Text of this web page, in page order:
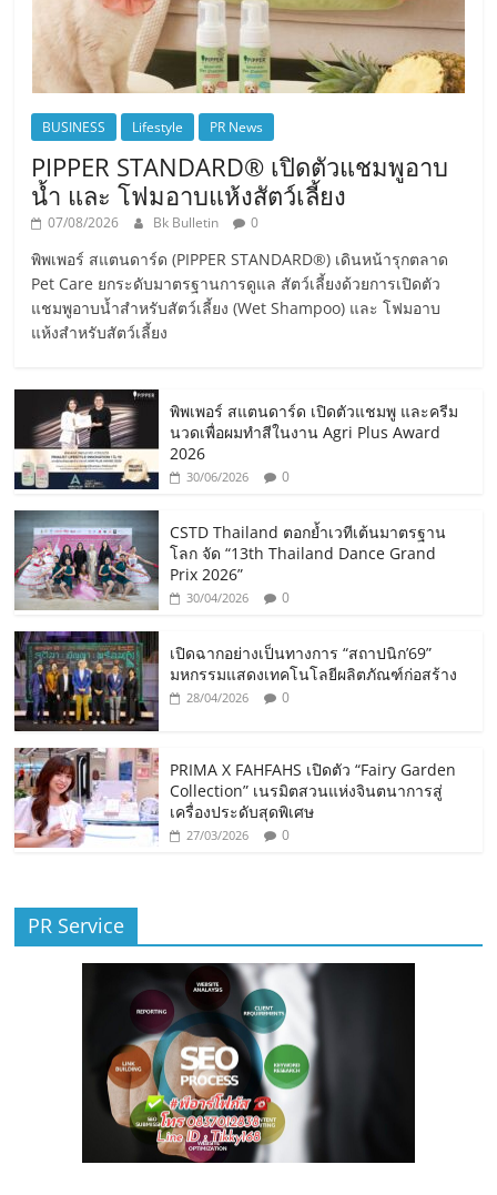
BUSINESS Lifestyle PR News
PIPPER STANDARD® เปิดตัวแชมพูอาบ
น้ำ และ โฟมอาบแห้งสัตว์เลี้ยง
07/08/2026 Bk Bulletin 0
พิพเพอร์ สแตนดาร์ด (PIPPER STANDARD®) เดินหน้ารุกตลาด
Pet Care ยกระดับมาตรฐานการดูแล สัตว์เลี้ยงด้วยการเปิดตัว
แชมพูอาบน้ำสำหรับสัตว์เลี้ยง (Wet Shampoo) และ โฟมอาบ
แห้งสำหรับสัตว์เลี้ยง
พิพเพอร์ สแตนดาร์ด เปิดตัวแชมพู และครีม
นวดเพื่อผมทำสีในงาน Agri Plus Award
2026
30/06/2026 0
CSTD Thailand ตอกย้ำเวทีเต้นมาตรฐาน
โลก จัด “13th Thailand Dance Grand
Prix 2026”
30/04/2026 0
เปิดฉากอย่างเป็นทางการ “สถาปนิก’69”
มหกรรมแสดงเทคโนโลยีผลิตภัณฑ์ก่อสร้าง
28/04/2026 0
PRIMA X FAHFAHS เปิดตัว “Fairy Garden
Collection” เนรมิตสวนแห่งจินตนาการสู่
เครื่องประดับสุดพิเศษ
27/03/2026 0
PR Service